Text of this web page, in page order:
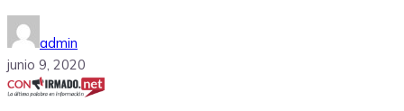
admin
junio 9, 2020